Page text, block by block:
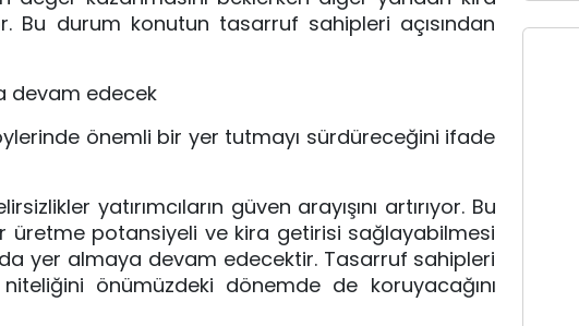
Bu durum konutun tasarruf sahipleri açısından
devam edecek
önemli bir yer tutmayı sürdüreceğini ifade
yatırımcıların güven arayışını artırıyor. Bu
üretme potansiyeli ve kira getirisi sağlayabilmesi
yer almaya devam edecektir. Tasarruf sahipleri
önümüzdeki dönemde de koruyacağını